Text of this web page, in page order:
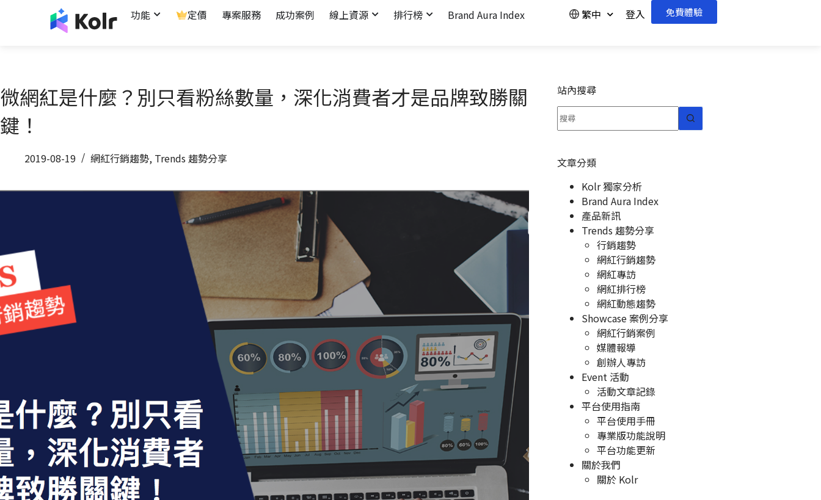
功能 定價 專案服務 成功案例 線上資源 排行榜 Brand Aura Index 繁中 登入 免費體驗
微網紅是什麼？別只看粉絲數量，深化消費者才是品牌致勝關
鍵！
2019-08-19 網紅行銷趨勢, Trends 趨勢分享
站內搜尋
文章分類
Kolr 獨家分析
Brand Aura Index
產品新訊
Trends 趨勢分享
行銷趨勢
網紅行銷趨勢
網紅專訪
網紅排行榜
網紅動態趨勢
Showcase 案例分享
網紅行銷案例
媒體報導
創辦人專訪
Event 活動
活動文章記錄
平台使用指南
平台使用手冊
專業版功能說明
平台功能更新
關於我們
關於 Kolr